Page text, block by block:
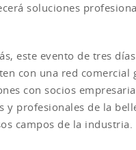
soluciones
este evento de tres
con una red
con socios
y profesionales de la
campos de la industria.